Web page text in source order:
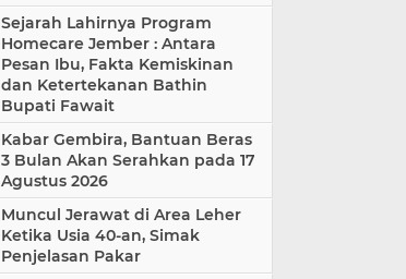
Sejarah Lahirnya Program
Homecare Jember : Antara
Pesan Ibu, Fakta Kemiskinan
dan Ketertekanan Bathin
Bupati Fawait
Kabar Gembira, Bantuan Beras
3 Bulan Akan Serahkan pada 17
Agustus 2026
Muncul Jerawat di Area Leher
Ketika Usia 40-an, Simak
Penjelasan Pakar